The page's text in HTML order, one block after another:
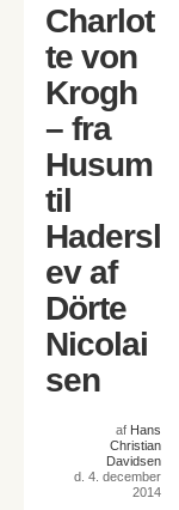
Charlot
te von
Krogh
– fra
Husum
til
Hadersl
ev af
Dörte
Nicolai
sen
af Hans
Christian
Davidsen
d. 4. december
2014